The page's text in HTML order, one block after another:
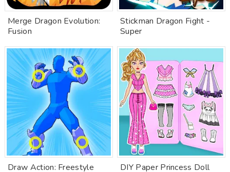
Merge Dragon Evolution:
Fusion
Stickman Dragon Fight -
Super
Draw Action: Freestyle DIY Paper Princess Doll